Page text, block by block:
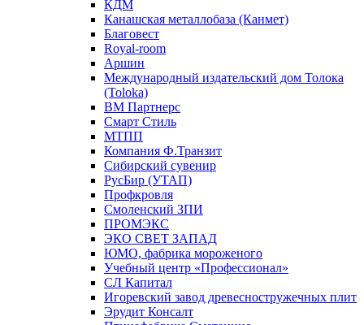
КДМ
Канашская металлобаза (Канмет)
Благовест
Royal-room
Аршин
Международный издательский дом Толока
(Toloka)
ВМ Партнерс
Смарт Стиль
МТПП
Компания Ф.Транзит
Сибирский сувенир
РусБир (УТАП)
Профкровля
Смоленский ЗПИ
ПРОМЭКС
ЭКО СВЕТ ЗАПАД
ЮМО, фабрика мороженого
Учебный центр «Профессионал»
СЛ Капитал
Игоревский завод древесностружечных плит
Эрудит Консалт